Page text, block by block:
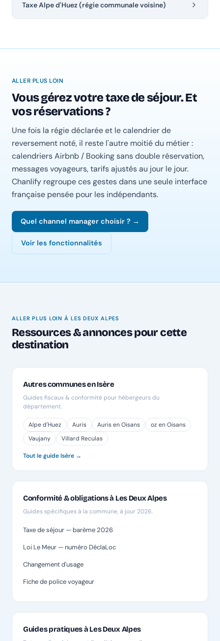
Taxe Alpe d'Huez (régie communale voisine)
ALLER PLUS LOIN
Vous gérez votre taxe de séjour. Et
vos réservations ?
Une fois la régie déclarée et le calendrier de
reversement noté, il reste l'autre moitié du métier :
calendriers Airbnb / Booking sans double réservation,
messages voyageurs, tarifs ajustés au jour le jour.
Chanlify regroupe ces gestes dans une seule interface
française pensée pour les indépendants.
Quel channel manager choisir ? →
Voir les fonctionnalités
ALLER PLUS LOIN À LES DEUX ALPES
Ressources & annonces pour cette
destination
Autres communes en Isère
Guides fiscaux & conformité pour hébergeurs du
département.
Alpe d'Huez Auris Auris en Oisans
oz en Oisans
Vaujany
Villard Reculas
Tout le guide Isère →
Conformité & obligations à Les Deux Alpes
Guides spécifiques à la commune, à jour 2026.
Taxe de séjour — barème 2026
Loi Le Meur — numéro DéclaLoc
Changement d'usage
Fiche de police voyageur
Guides pratiques à Les Deux Alpes